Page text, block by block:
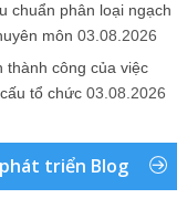
chuẩn phân loại ngạch
môn 03.08.2026
thành công của việc
tổ chức 03.08.2026
triển Blog